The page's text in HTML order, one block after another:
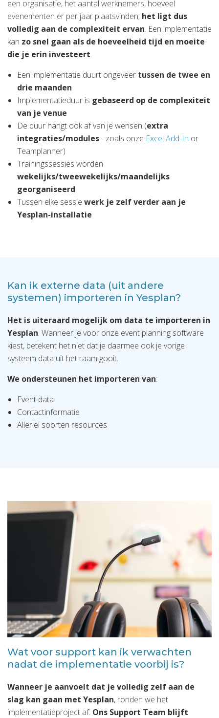
een organisatie, het aantal werknemers, hoeveel
evenementen er per jaar plaatsvinden; het ligt dus
volledig aan de complexiteit ervan. Een implementatie
kan zo snel gaan als de hoeveelheid tijd en moeite
die je erin investeert.
Een implementatie duurt ongeveer tussen de twee en
drie maanden
Implementatieduur is gebaseerd op de complexiteit
van je venue
De duur hangt ook af van je wensen (extra
integraties/modules- zoals onze Excel Add-In or
Teamplanner)
Trainingssessies worden
wekelijks/tweewekelijks/maandelijks
georganiseerd
Tussen elke sessie werk je zelf verder aan je
Yesplan-installatie
Kan ik externe data (uit andere
systemen) importeren in Yesplan?
Het is uiteraard mogelijk om data te importeren in
Yesplan. Wanneer je voor onze event planning software
kiest, betekent het niet dat je daarmee ook je vorige
systeem data uit het raam gooit.
We ondersteunen het importeren van:
Event data
Contactinformatie
Allerlei soorten resources
Wat voor support kan ik verwachten
nadat de implementatie voorbij is?
Wanneer je aanvoelt dat je volledig zelf aan de
slag kan gaan met Yesplan, ronden we het
implementatieproject af. Ons Support Team blijft